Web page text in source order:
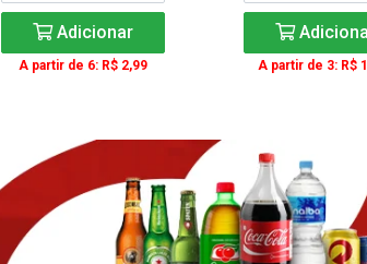
Adicionar
A partir de 6: R$ 2,99 A partir de 3: R$